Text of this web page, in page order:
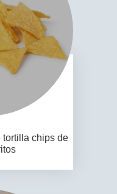
tortilla chips de